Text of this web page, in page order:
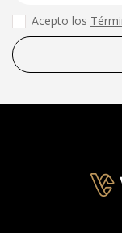
Acepto los